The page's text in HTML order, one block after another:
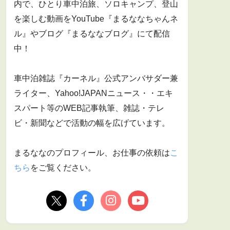
内で、ひとり車中泊旅、ソロキャンプ、登山
を楽しむ動画をYouTube『まるななちゃんネ
ル』やブログ『まるななブログ』にて配信
中！
車中泊雑誌『カーネル』公式アンバサダー兼
ライター、Yahoo!JAPANニュース・・エキ
スパート等のWEB記事執筆、雑誌・テレ
ビ・新聞などで活動の幅を広げています。
まるななのプロフィール、お仕事の依頼はこ
ちら をご覧ください。